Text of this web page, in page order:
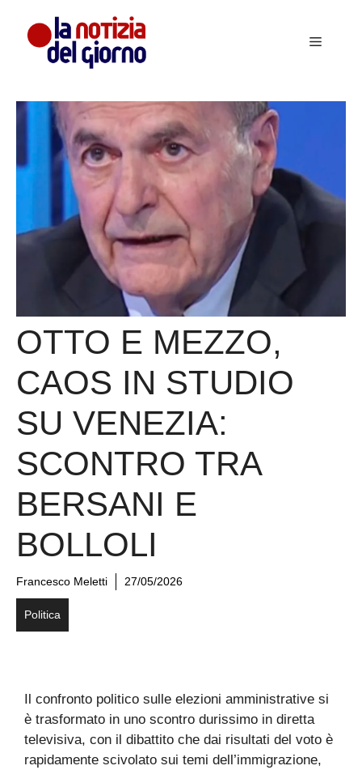
contenuto
Menu
OTTO E MEZZO,
CAOS IN STUDIO
SU VENEZIA:
SCONTRO TRA
BERSANI E
BOLLOLI
Francesco Meletti 27/05/2026
Politica
Il confronto politico sulle elezioni amministrative si
è trasformato in uno scontro durissimo in diretta
televisiva, con il dibattito che dai risultati del voto è
rapidamente scivolato sui temi dell’immigrazione,